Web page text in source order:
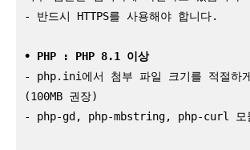
- 반드시 HTTPS를 사용해야 합니다.
• PHP : PHP 8.1 이상
- php.ini에서 첨부 파일 크기를 적절하
(100MB 권장)
- php-gd, php-mbstring, php-curl 모